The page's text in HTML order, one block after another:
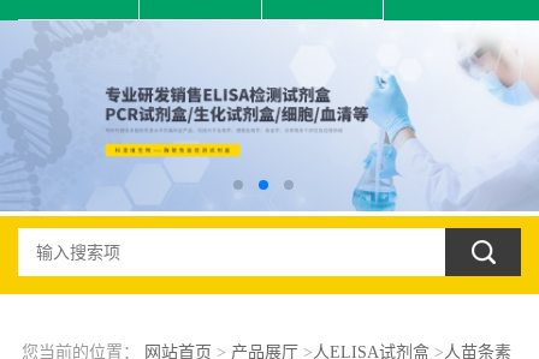
您当前的位置： 网站首页 > 产品展厅> 人ELISA试剂盒> 人苗条素